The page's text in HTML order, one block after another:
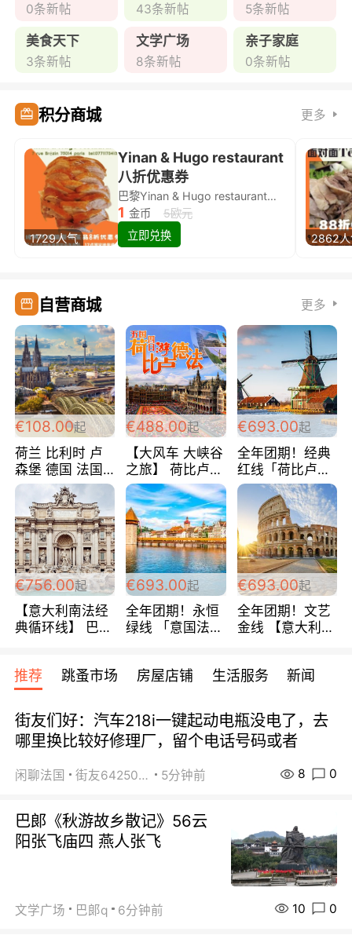
0条新帖 43条新帖 5条新帖
美食天下
3条新帖
文学广场
8条新帖
亲子家庭
0条新帖
积分商城 更多
1729人气
Yinan & Hugo restaurant
八折优惠券
巴黎Yinan & Hugo restaurant除简餐类全场8折
1 金币
5欧元
立即兑换
2862
自营商城 更多
€108.00起
荷兰 比利时 卢
森堡 德国 法国
超爽玩遍西欧 循
环线 全程四星宾
馆 108欧/人/天
€488.00起
【大风车 大峡谷
之旅】 荷比卢德
法 巴黎上下 经
典五国四日游
488欧/人
€693.00起
全年团期！经典
红线「荷比卢德
法」七天循环 五
国 仅售99欧/人/
天！巴黎上下！
包拼房~
€756.00起
【意大利南法经
典循环线】 巴黎
宾馆 108欧/天起
全程756欧/位
€693.00起
全年团期！永恒
绿线 「意国法
欧/天起 ~包拼房
€693.00起
全年团期！文艺
金线 【意大利一
每周铁发！
推荐 跳蚤市场 房屋店铺 生活服务 新闻
街友们好：汽车218i一键起动电瓶没电了，去
哪里换比较好修理厂，留个电话号码或者
闲聊法国 街友64250024 5分钟前 8 0
巴郞《秋游故乡散记》56云
阳张飞庙四 燕人张飞
文学广场 巴郞q 6分钟前 10 0